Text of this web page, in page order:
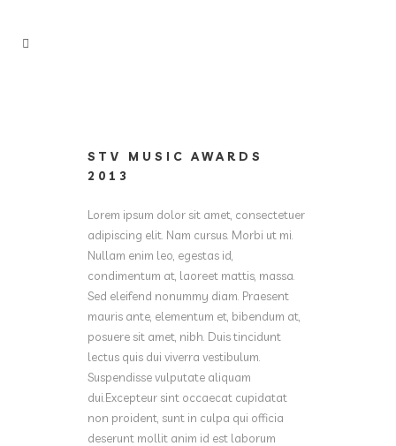
STV MUSIC AWARDS
2013
Lorem ipsum dolor sit amet, consectetuer
adipiscing elit. Nam cursus. Morbi ut mi.
Nullam enim leo, egestas id,
condimentum at, laoreet mattis, massa.
Sed eleifend nonummy diam. Praesent
mauris ante, elementum et, bibendum at,
posuere sit amet, nibh. Duis tincidunt
lectus quis dui viverra vestibulum.
Suspendisse vulputate aliquam
dui.Excepteur sint occaecat cupidatat
non proident, sunt in culpa qui officia
deserunt mollit anim id est laborum